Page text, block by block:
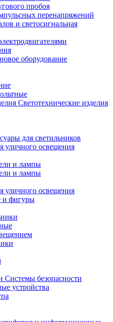
пробоя
перенапряжений
и светосигнальная
оборудование
Светотехнические изделия
для светильников
уличного освещения
и лампы
и лампы
уличного освещения
и фигуры
Системы безопасности
устройства